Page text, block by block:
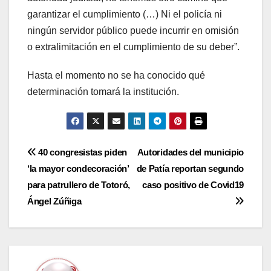
garantizar el cumplimiento (…) Ni el policía ni
ningún servidor público puede incurrir en omisión
o extralimitación en el cumplimiento de su deber”.
Hasta el momento no se ha conocido qué
determinación tomará la institución.
Navegación
de
entradas
Autoridades del municipio
de Patía reportan segundo
caso positivo de Covid19
40 congresistas piden
‘la mayor condecoración’
para patrullero de Totoró,
Ángel Zúñiga